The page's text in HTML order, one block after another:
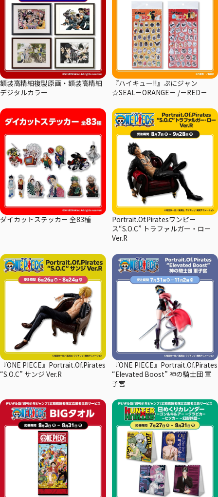
額装高精細複製原画・額装高精細
デジタルカラー
『ハイキュー!!』ぷにジャン
☆SEAL－ORANGE－ /－RED－
ダイカットステッカー 全83種
Portrait.Of.Piratesワンピー
ス“S.O.C” トラファルガー・ロー
Ver.R
『ONE PIECE』Portrait.Of.Pirates
“S.O.C” サンジ Ver.R
『ONE PIECE』Portrait.Of.Pirates
“Elevated Boost” 神の騎士団 軍
子宮